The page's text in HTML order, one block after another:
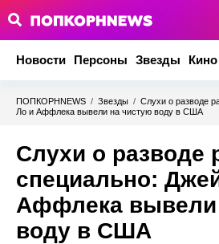
Новости Персоны Звезды Кино
ПОПКОРНNEWS / Звезды / Слухи о разводе
Ло и Аффлека вывели на чистую воду в США
Слухи о разводе
специально:
Аффлека вывели
воду в США